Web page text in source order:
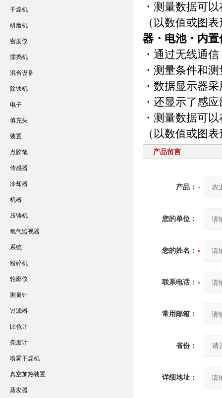
・测量数据可
（以数值或图
器・电池・内
・通过无线通
・测量条件和
・数据显示器
・还显示了感
・测量数据可
（以数值或图
产品留言
产品：
您的单位：
您的姓名：
联系电话：
常用邮箱：
省份：
详细地址：
干燥机
研磨机
密度仪
擂捣机
混合设备
除铁机
电子
填充头
装置
点胶笔
传感器
冷却器
机器
压铸机
氧气监视器
系统
粉碎机
轮廓仪
测量针
过滤器
比色计
亮度计
喷雾干燥机
真空加热装置
蒸发器